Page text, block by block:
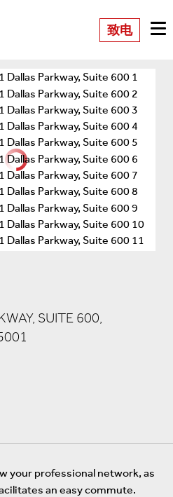
致电
SUITE 600,
your professional network, as
an easy commute.